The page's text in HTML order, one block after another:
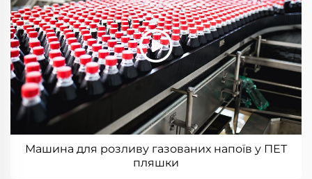
Машина для розливу газованих напоїв у ПЕТ
пляшки